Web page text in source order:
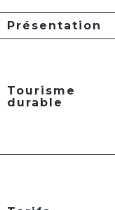
Présentation
Tourisme
durable